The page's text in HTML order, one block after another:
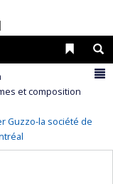
Liens
et composition
Guzzo-la société de